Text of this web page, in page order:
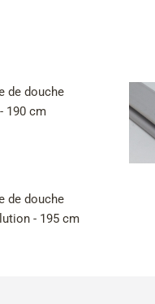
de douche
190 cm
de douche
- 195 cm